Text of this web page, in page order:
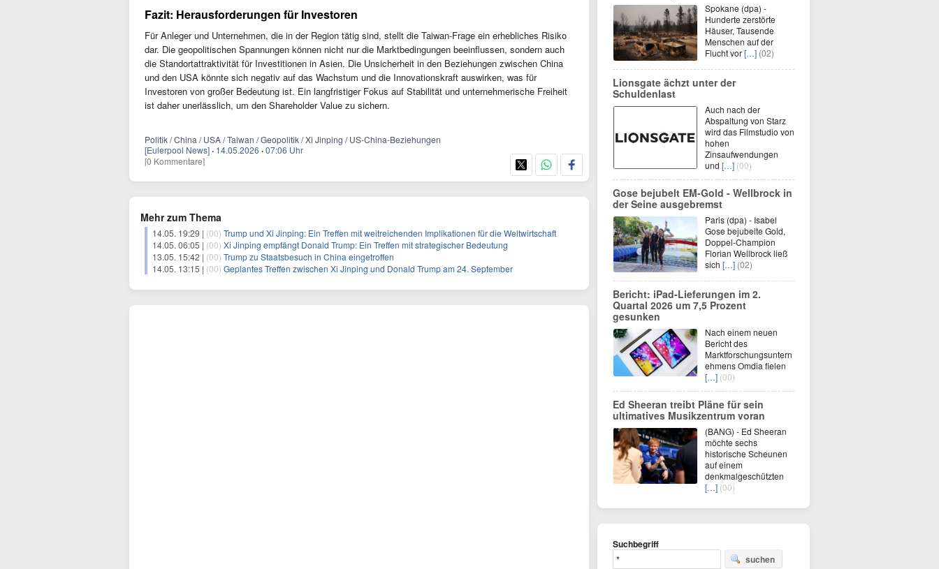
Fazit: Herausforderungen für Investoren
Für Anleger und Unternehmen, die in der Region tätig sind, stellt die Taiwan-Frage ein erhebliches Risiko
dar. Die geopolitischen Spannungen können nicht nur die Marktbedingungen beeinflussen, sondern auch
die Standortattraktivität für Investitionen in Asien. Die Unsicherheit in den Beziehungen zwischen China
und den USA könnte sich negativ auf das Wachstum und die Innovationskraft auswirken, was für
Investoren von großer Bedeutung ist. Ein langfristiger Fokus auf Stabilität und unternehmerische Freiheit
ist daher unerlässlich, um den Shareholder Value zu sichern.
Politik / China / USA / Taiwan / Geopolitik / Xi Jinping / US-China-Beziehungen
[Eulerpool News] · 14.05.2026 ·07:06 Uhr
[0 Kommentare]
Mehr zum Thema
14.05. 19:29 | (00) Trump und Xi Jinping: Ein Treffen mit weitreichenden Implikationen für die Weltwirtschaft
14.05. 06:05 | (00) Xi Jinping empfängt Donald Trump: Ein Treffen mit strategischer Bedeutung
13.05. 15:42 | (00) Trump zu Staatsbesuch in China eingetroffen
14.05. 13:15 | (00) Geplantes Treffen zwischen Xi Jinping und Donald Trump am 24. September
Spokane (dpa) -
Hunderte zerstörte
Häuser, Tausende
Menschen auf der
Flucht vor[…] (02)
Lionsgate ächzt unter der
Schuldenlast
Auch nach der
Abspaltung von Starz
wird das Filmstudio von
hohen
Zinsaufwendungen
und […] (00)
Gose bejubelt EM-Gold - Wellbrock in
der Seine ausgebremst
Paris (dpa) - Isabel
Gose bejubelte Gold,
Doppel-Champion
Florian Wellbrock ließ
sich […] (02)
Bericht: iPad-Lieferungen im 2.
Quartal 2026 um 7,5 Prozent
gesunken
Nach einem neuen
Bericht des
Marktforschungsuntern
ehmens Omdia fielen
[…] (00)
Ed Sheeran treibt Pläne für sein
ultimatives Musikzentrum voran
(BANG) - Ed Sheeran
möchte sechs
historische Scheunen
auf einem
denkmalgeschützten
[…] (00)
Suchbegriff
suchen